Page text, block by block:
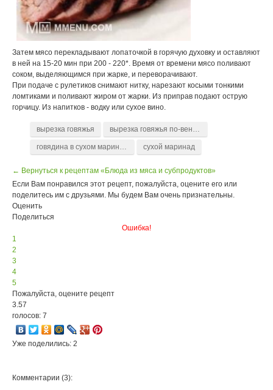
Затем мясо перекладывают лопаточкой в горячую духовку и оставляют
в ней на 15-20 мин при 200 - 220*. Время от времени мясо поливают
соком, выделяющимся при жарке, и переворачивают.
При подаче с рулетиков снимают нитку, нарезают косыми тонкими
ломтиками и поливают жиром от жарки. Из приправ подают острую
горчицу. Из напитков - водку или сухое вино.
вырезка говяжья
сухой маринад
← Вернуться к рецептам «Блюда из мяса и субпродуктов»
Если Вам понравился этот рецепт, пожалуйста, оцените его или
поделитесь им с друзьями. Мы будем Вам очень признательны.
Оценить
Поделиться
Ошибка!
1
2
3
4
5
Пожалуйста, оцените рецепт
3.57
голосов: 7
Уже поделились: 2
Комментарии (3):